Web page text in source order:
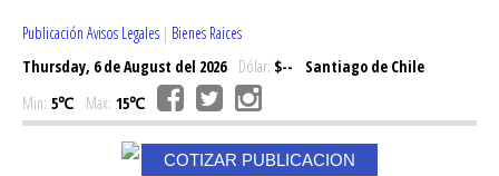
Publicación Avisos Legales | Bienes Raices
Thursday, 6 de August del 2026Dólar: $--
Santiago de Chile
Min: 5℃ Max: 15℃
COTIZAR PUBLICACION